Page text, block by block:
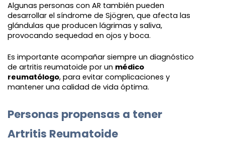
Algunas personas con AR también pueden
desarrollar el síndrome de Sjögren, que afecta las
glándulas que producen lágrimas y saliva,
provocando sequedad en ojos y boca.
Es importante acompañar siempre un diagnóstico
de artritis reumatoide por un médico
reumatólogo, para evitar complicaciones y
mantener una calidad de vida óptima.
Personas propensas a tener
Artritis Reumatoide